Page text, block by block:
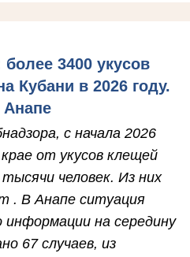
3400 укусов
Кубани в 2026 году.
Анапе
с начала 2026
от укусов клещей
человек. Из них
. В Анапе ситуация
на середину
67 случаев, из